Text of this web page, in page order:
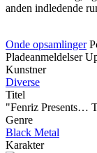
anden indledende
Onde opsamlinger
Pladeanmeldelser
Kunstner
Diverse
Titel
"Fenriz Presents…
Genre
Black Metal
Karakter